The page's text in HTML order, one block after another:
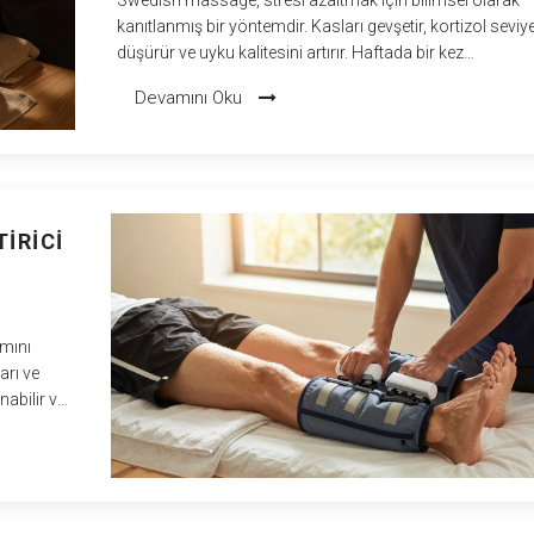
kanıtlanmış bir yöntemdir. Kasları gevşetir, kortizol
düşürür ve uyku kalitesini artırır. Haftada bir kez
çevirebilir.
Devamını Oku
ve
ve